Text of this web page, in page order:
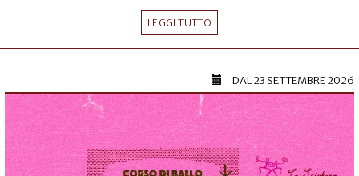
LEGGI TUTTO
DAL23 SETTEMBRE 2026